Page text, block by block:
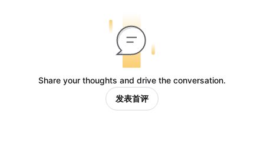
Share your thoughts and drive the conversation.
发表首评